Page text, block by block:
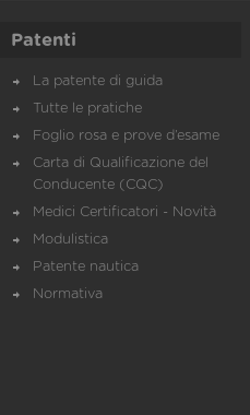
Patenti
La patente di guida
Tutte le pratiche
Foglio rosa e prove d’esame
Carta di Qualificazione del
Conducente (CQC)
Medici Certificatori - Novità
Modulistica
Patente nautica
Normativa